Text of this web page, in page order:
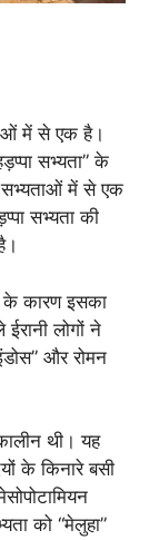
में से एक है।
सभ्यता” के
सभ्यताओं में से एक
सभ्यता की
के कारण इसका
लोगों ने
और रोमन
थी। यह
के किनारे बसी
को “मेलुहा”